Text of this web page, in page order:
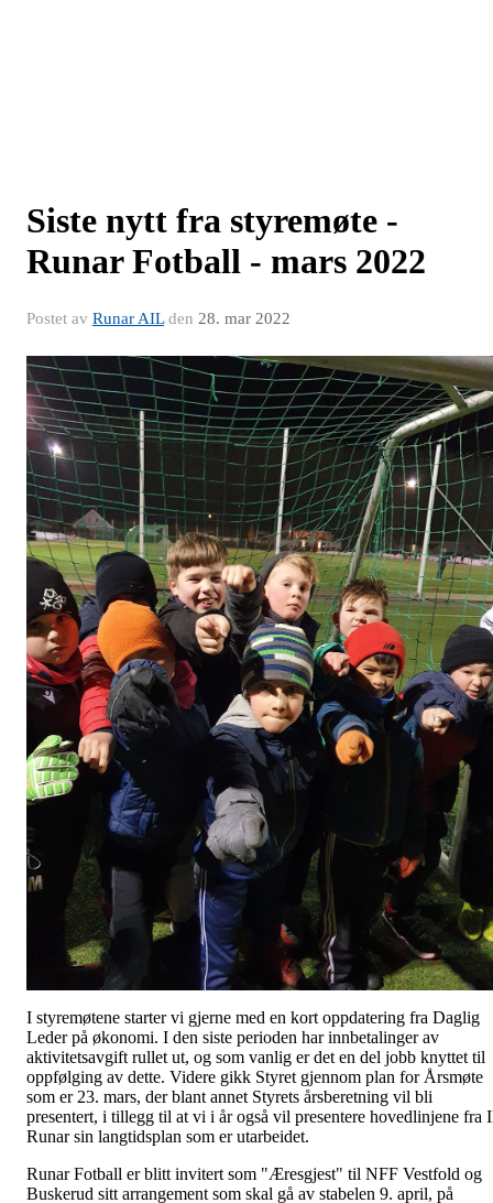
Siste nytt fra styremøte -
Runar Fotball - mars 2022
Postet av Runar AILden 28. mar 2022
I styremøtene starter vi gjerne med en kort oppdatering fra Daglig
Leder på økonomi. I den siste perioden har innbetalinger av
aktivitetsavgift rullet ut, og som vanlig er det en del jobb knyttet til
oppfølging av dette. Videre gikk Styret gjennom plan for Årsmøte
som er 23. mars, der blant annet Styrets årsberetning vil bli
presentert, i tillegg til at vi i år også vil presentere hovedlinjene fra
Runar sin langtidsplan som er utarbeidet.
Runar Fotball er blitt invitert som "Æresgjest" til NFF Vestfold og
Buskerud sitt arrangement som skal gå av stabelen 9. april, på